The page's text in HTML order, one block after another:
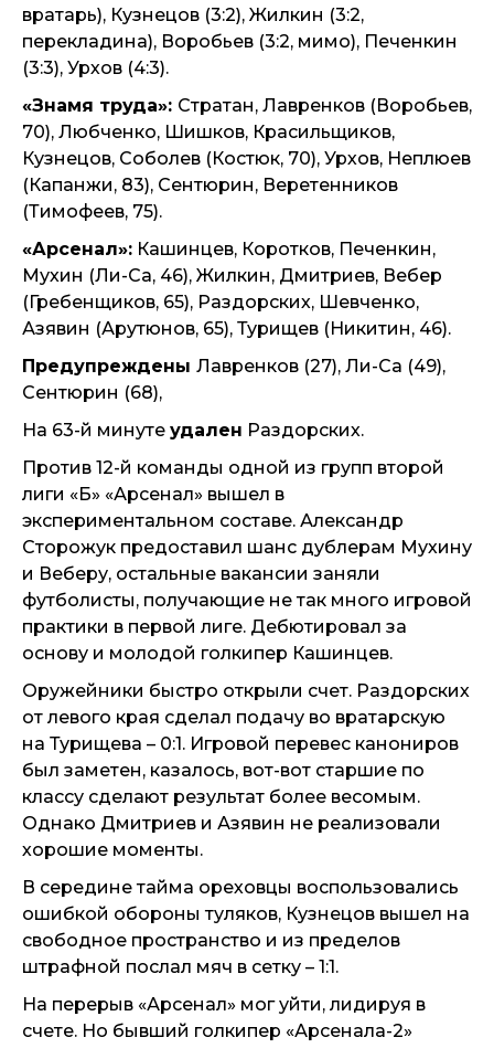
вратарь), Кузнецов (3:2), Жилкин (3:2,
перекладина), Воробьев (3:2, мимо), Печенкин
(3:3), Урхов (4:3).
«Знамя труда»: Стратан, Лавренков (Воробьев,
70), Любченко, Шишков, Красильщиков,
Кузнецов, Соболев (Костюк, 70), Урхов, Неплюев
(Капанжи, 83), Сентюрин, Веретенников
(Тимофеев, 75).
«Арсенал»: Кашинцев, Коротков, Печенкин,
Мухин (Ли-Са, 46), Жилкин, Дмитриев, Вебер
(Гребенщиков, 65), Раздорских, Шевченко,
Азявин (Арутюнов, 65), Турищев (Никитин, 46).
Предупреждены Лавренков (27), Ли-Са (49),
Сентюрин (68),
На 63-й минуте удален Раздорских.
Против 12-й команды одной из групп второй
лиги «Б» «Арсенал» вышел в
экспериментальном составе. Александр
Сторожук предоставил шанс дублерам Мухину
и Веберу, остальные вакансии заняли
футболисты, получающие не так много игровой
практики в первой лиге. Дебютировал за
основу и молодой голкипер Кашинцев.
Оружейники быстро открыли счет. Раздорских
от левого края сделал подачу во вратарскую
на Турищева – 0:1. Игровой перевес канониров
был заметен, казалось, вот-вот старшие по
классу сделают результат более весомым.
Однако Дмитриев и Азявин не реализовали
хорошие моменты.
В середине тайма ореховцы воспользовались
ошибкой обороны туляков, Кузнецов вышел на
свободное пространство и из пределов
штрафной послал мяч в сетку – 1:1.
На перерыв «Арсенал» мог уйти, лидируя в
счете. Но бывший голкипер «Арсенала-2»